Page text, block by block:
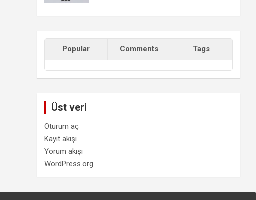
Popular Comments Tags
Üst veri
Oturum aç
Kayıt akışı
Yorum akışı
WordPress.org